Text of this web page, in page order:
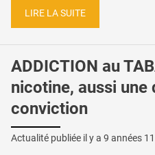
LIRE LA SUITE
ADDICTION au
nicotine, aussi une
conviction
Actualité publiée il y a 9 années